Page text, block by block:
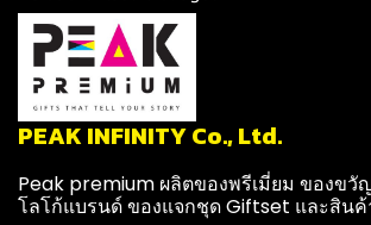
PEAK INFINITY Co., Ltd.
Peak premium ผลิตของพรีเมี่ยม ของข
โลโก้แบรนด์ ของแจกชุด Giftset และสิน